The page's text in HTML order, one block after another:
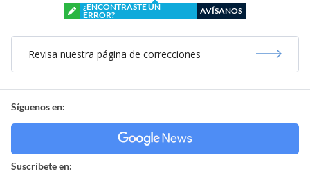
¿ENCONTRASTE UN
ERROR?
AVÍSANOS
Revisa nuestra página de correcciones
Síguenos en:
Suscríbete en: